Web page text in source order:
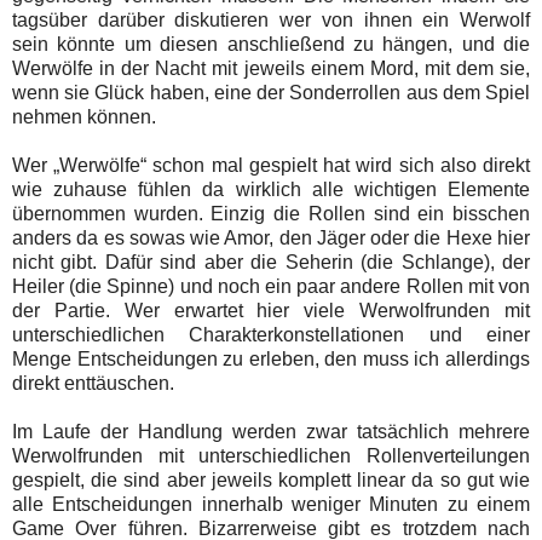
tagsüber darüber diskutieren wer von ihnen ein Werwolf
sein könnte um diesen anschließend zu hängen, und die
Werwölfe in der Nacht mit jeweils einem Mord, mit dem sie,
wenn sie Glück haben, eine der Sonderrollen aus dem Spiel
nehmen können.
Wer „Werwölfe“ schon mal gespielt hat wird sich also direkt
wie zuhause fühlen da wirklich alle wichtigen Elemente
übernommen wurden. Einzig die Rollen sind ein bisschen
anders da es sowas wie Amor, den Jäger oder die Hexe hier
nicht gibt. Dafür sind aber die Seherin (die Schlange), der
Heiler (die Spinne) und noch ein paar andere Rollen mit von
der Partie. Wer erwartet hier viele Werwolfrunden mit
unterschiedlichen Charakterkonstellationen und einer
Menge Entscheidungen zu erleben, den muss ich allerdings
direkt enttäuschen.
Im Laufe der Handlung werden zwar tatsächlich mehrere
Werwolfrunden mit unterschiedlichen Rollenverteilungen
gespielt, die sind aber jeweils komplett linear da so gut wie
alle Entscheidungen innerhalb weniger Minuten zu einem
Game Over führen. Bizarrerweise gibt es trotzdem nach